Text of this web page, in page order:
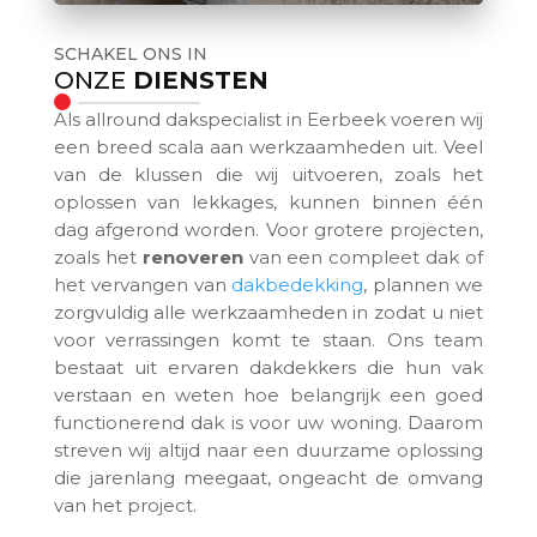
SCHAKEL ONS IN
ONZE DIENSTEN
Als allround dakspecialist in Eerbeek voeren wij
een breed scala aan werkzaamheden uit. Veel
van de klussen die wij uitvoeren, zoals het
oplossen van lekkages, kunnen binnen één
dag afgerond worden. Voor grotere projecten,
zoals het renoverenvan een compleet dak of
het vervangen van dakbedekking, plannen we
zorgvuldig alle werkzaamheden in zodat u niet
voor verrassingen komt te staan. Ons team
bestaat uit ervaren dakdekkers die hun vak
verstaan en weten hoe belangrijk een goed
functionerend dak is voor uw woning. Daarom
streven wij altijd naar een duurzame oplossing
die jarenlang meegaat, ongeacht de omvang
van het project.